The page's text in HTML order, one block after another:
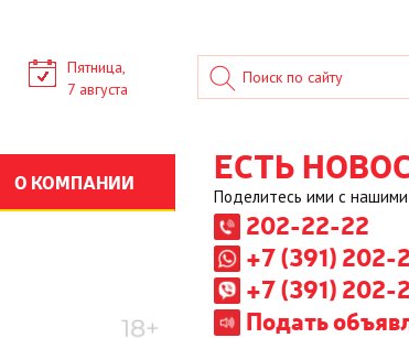
Пятница,
7 августа
О КОМПАНИИ ЕСТЬ
Поделитесь ими с
202-22-22
+7 (391) 202-
+7 (391) 202-
Подать